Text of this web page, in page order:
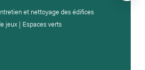
et nettoyage des édifices
jeux | Espaces verts